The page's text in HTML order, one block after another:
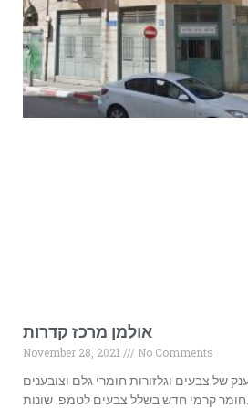
אולמן מרכז קדרות
November 28, 2021
No Comments
של צבעים וגלזורות חומרי גלם וצובענים
קרמי חדש בשלל צבעים לטמפ. שונות